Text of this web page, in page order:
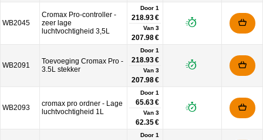
WB2045
Cromax Pro-controller -
zeer lage
luchtvochtigheid 3,5L
Door 1
218.93 €
Van 3
207.98 €
WB2091
Toevoeging Cromax Pro -
3.5L stekker
Door 1
218.93 €
Van 3
207.98 €
WB2093
cromax pro ordner - Lage
luchtvochtigheid 1L
Door 1
65.63 €
Van 3
62.35 €
Door 1